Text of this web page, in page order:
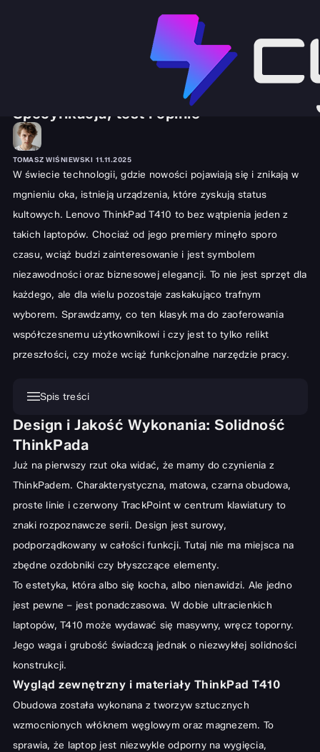
Recenzja Lenovo ThinkPad T410 |
Specyfikacja, test i opinie
TOMASZ WIŚNIEWSKI 11.11.2025
W świecie technologii, gdzie nowości pojawiają się i znikają w
mgnieniu oka, istnieją urządzenia, które zyskują status
kultowych. Lenovo ThinkPad T410 to bez wątpienia jeden z
takich laptopów. Chociaż od jego premiery minęło sporo
czasu, wciąż budzi zainteresowanie i jest symbolem
niezawodności oraz biznesowej elegancji. To nie jest sprzęt dla
każdego, ale dla wielu pozostaje zaskakująco trafnym
wyborem. Sprawdzamy, co ten klasyk ma do zaoferowania
współczesnemu użytkownikowi i czy jest to tylko relikt
przeszłości, czy może wciąż funkcjonalne narzędzie pracy.
Spis treści
Design i Jakość Wykonania: Solidność ThinkPada
Wygląd zewnętrzny i materiały ThinkPad T410
Ergonomia i komfort użytkowania ThinkPad T410
Procesor i pamięć RAM: Wydajność na lata w T410
Karta graficzna i wyświetlacz: Obraz i detale w Lenovo ThinkPad
Porty i łączność: Pełen zestaw ThinkPad T410
Wydajność w Praktyce: Do Czego Nadaje Się ThinkPad T410?
Testy wydajności ThinkPad T410 w codziennym użytkowaniu
ThinkPad T410 dla profesjonalistów i studentów
Klawiatura i Touchpad: Precyzja i Komfort ThinkPad T410
Zalety i Wady Lenovo ThinkPad T410
Design i Jakość Wykonania: Solidność
ThinkPada
Już na pierwszy rzut oka widać, że mamy do czynienia z
ThinkPadem. Charakterystyczna, matowa, czarna obudowa,
proste linie i czerwony TrackPoint w centrum klawiatury to
znaki rozpoznawcze serii. Design jest surowy,
podporządkowany w całości funkcji. Tutaj nie ma miejsca na
zbędne ozdobniki czy błyszczące elementy.
To estetyka, która albo się kocha, albo nienawidzi. Ale jedno
jest pewne – jest ponadczasowa. W dobie ultracienkich
laptopów, T410 może wydawać się masywny, wręcz toporny.
Jego waga i grubość świadczą jednak o niezwykłej solidności
konstrukcji.
Wygląd zewnętrzny i materiały ThinkPad T410
Obudowa została wykonana z tworzyw sztucznych
wzmocnionych włóknem węglowym oraz magnezem. To
sprawia, że laptop jest niezwykle odporny na wygięcia,